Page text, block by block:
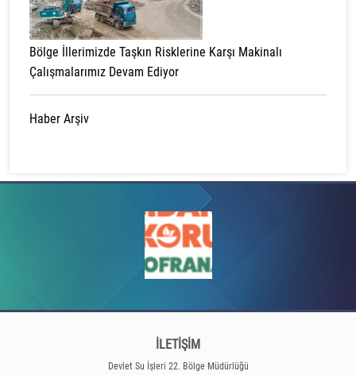
Bölge İllerimizde Taşkın Risklerine Karşı Makinalı
Çalışmalarımız Devam Ediyor
Haber Arşiv
İLETİŞİM
Devlet Su İşleri 22. Bölge Müdürlüğü